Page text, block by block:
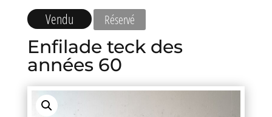
Vendu Réservé
Enfilade teck des
années 60